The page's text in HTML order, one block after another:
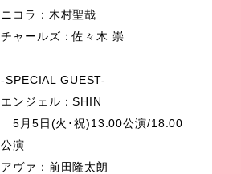
ニコラ：木村聖哉
チャールズ：佐々木 崇
-SPECIAL GUEST-
エンジェル：SHIN
5月5日(火･祝)13:00公演/18:00
公演
アヴァ：前田隆太朗